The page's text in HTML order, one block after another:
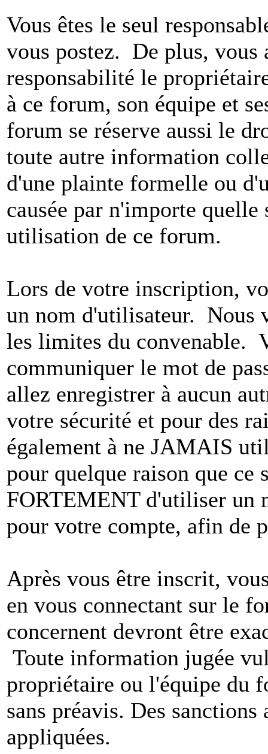
Vous êtes le seul
vous postez. De plus, vous
responsabilité le
à ce forum, son équipe et
forum se réserve aussi le
toute autre information
d'une plainte formelle ou
causée par n'importe
utilisation de ce forum.
Lors de votre inscription,
un nom d'utilisateur. Nous
les limites du convenable.
communiquer le mot de
allez enregistrer à aucun
votre sécurité et pour des
également à ne JAMAIS
pour quelque raison que
FORTEMENT d'utiliser un
pour votre compte, afin de
Après vous être inscrit,
en vous connectant sur le
concernent devront être
Toute information jugée
propriétaire ou l'équipe du
sans préavis. Des
appliquées.